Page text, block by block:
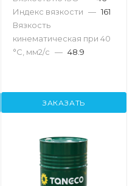
Индекс вязкости — 161
Вязкость
кинематическая при 40
°С, мм2/с — 48.9
ЗАКАЗАТЬ